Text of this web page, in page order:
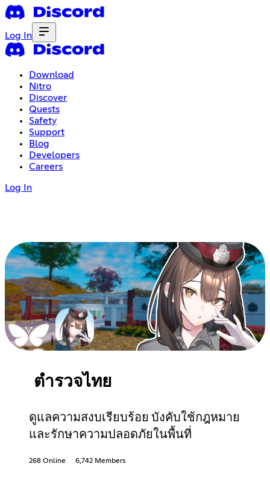
Log In
Download
Nitro
Discover
Quests
Safety
Support
Blog
Developers
Careers
Log In
ตำรวจไทย
ดูแลความสงบเรียบร้อย บังคับใช้กฎหมาย
และรักษาความปลอดภัยในพื้นที่
268 Online 6,742 Members